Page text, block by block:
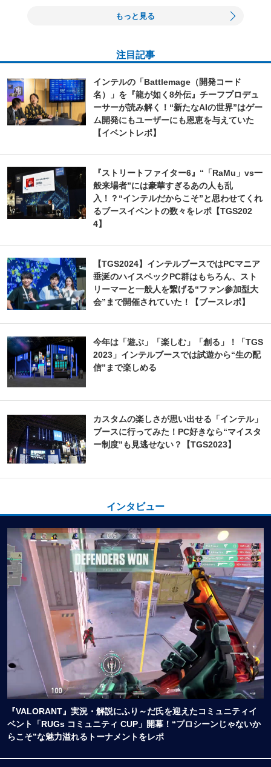
もっと見る
注目記事
インテルの「Battlemage（開発コード
名）」を『龍が如く8外伝』チーフプロデュ
ーサーが読み解く！“新たなAIの世界”はゲー
ム開発にもユーザーにも恩恵を与えていた
【イベントレポ】
『ストリートファイター6』“「RaMu」vs一
般来場者”には豪華すぎるあの人も乱
入！？“インテルだからこそ”と思わせてくれ
るブースイベントの数々をレポ【TGS202
4】
【TGS2024】インテルブースではPCマニア
垂涎のハイスペックPC群はもちろん、スト
リーマーと一般人を繋げる“ファン参加型大
会”まで開催されていた！【ブースレポ】
今年は「遊ぶ」「楽しむ」「創る」！「TGS
2023」インテルブースでは試遊から“生の配
信”まで楽しめる
カスタムの楽しさが思い出せる「インテル」
ブースに行ってみた！PC好きなら“マイスタ
ー制度”も見逃せない？【TGS2023】
インタビュー
『VALORANT』実況・解説にふり～だ氏を迎えたコミュニティイ
ベント「RUGs コミュニティ CUP」開幕！“プロシーンじゃないか
らこそ”な魅力溢れるトーナメントをレポ